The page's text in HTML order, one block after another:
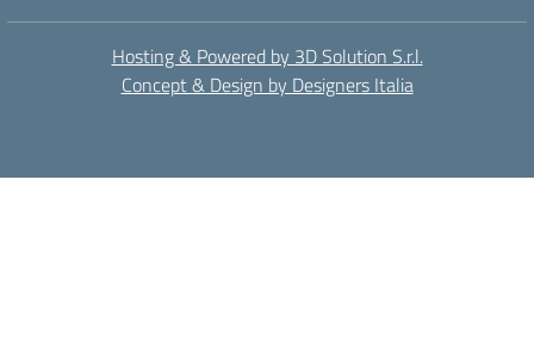
Hosting & Powered by 3D Solution S.r.l.
Concept & Design by Designers Italia